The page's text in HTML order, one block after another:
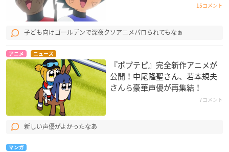
15コメント
子ども向けゴールデンで深夜クソアニメパロられてもなぁ
アニメ ニュース
『ポプテピ』完全新作アニメが
公開！中尾隆聖さん、若本規夫
さんら豪華声優が再集結！
7コメント
新しい声優がよかったなあ
マンガ